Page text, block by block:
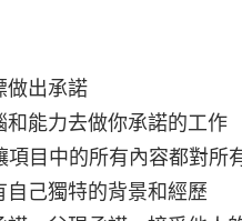
出承諾
能力去做你承諾的工作
目中的所有內容都對所
己獨特的背景和經歷